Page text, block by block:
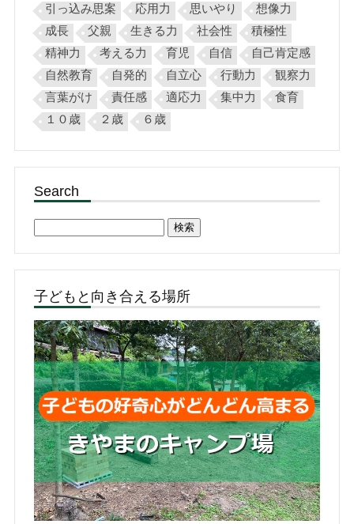
引っ込み思案
応用力 思いやり
想像力
成長
父親 生きる力 社会性
積極性
精神力
考える力 育児 自信
自己肯定感
自然教育
自発的 自立心 行動力
観察力
言葉がけ
責任感 適応力 集中力
食育
１０歳
２歳 ６歳
Search
子どもと向き合える場所